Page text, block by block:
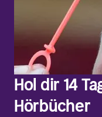
Hol dir 14
Hörbücher